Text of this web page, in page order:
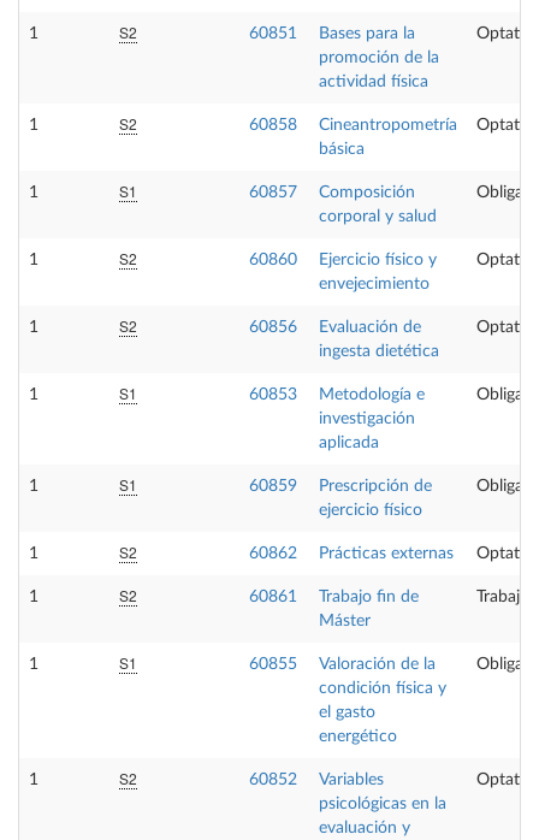
1 S2 60851
Bases para la
promoción de la
actividad física
1 S2 60858
Cineantropometría
básica
1 S1 60857
Composición
corporal y salud
1 S2 60860
Ejercicio físico y
envejecimiento
1 S2 60856
Evaluación de
ingesta dietética
1 S1 60853
Metodología e
investigación
aplicada
1 S1 60859
Prescripción de
ejercicio físico
1 S2 60862 Prácticas externas
1 S2 60861
Trabajo fin de
Máster
1 S1 60855
Valoración de la
condición física y
el gasto
energético
1 S2 60852
Variables
psicológicas en la
evaluación y